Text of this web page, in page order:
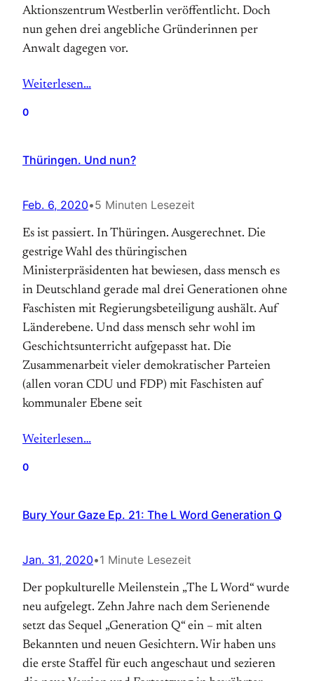
Aktionszentrum Westberlin veröffentlicht. Doch
nun gehen drei angebliche Gründerinnen per
Anwalt dagegen vor.
Weiterlesen…
0
Thüringen. Und nun?
Feb. 6, 2020•5 Minuten Lesezeit
Es ist passiert. In Thüringen. Ausgerechnet. Die
gestrige Wahl des thüringischen
Ministerpräsidenten hat bewiesen, dass mensch es
in Deutschland gerade mal drei Generationen ohne
Faschisten mit Regierungsbeteiligung aushält. Auf
Länderebene. Und dass mensch sehr wohl im
Geschichtsunterricht aufgepasst hat. Die
Zusammenarbeit vieler demokratischer Parteien
(allen voran CDU und FDP) mit Faschisten auf
kommunaler Ebene seit
Weiterlesen…
0
Bury Your Gaze Ep. 21: The L Word Generation Q
Jan. 31, 2020•1 Minute Lesezeit
Der popkulturelle Meilenstein „The L Word“ wurde
neu aufgelegt. Zehn Jahre nach dem Serienende
setzt das Sequel „Generation Q“ ein – mit alten
Bekannten und neuen Gesichtern. Wir haben uns
die erste Staffel für euch angeschaut und sezieren